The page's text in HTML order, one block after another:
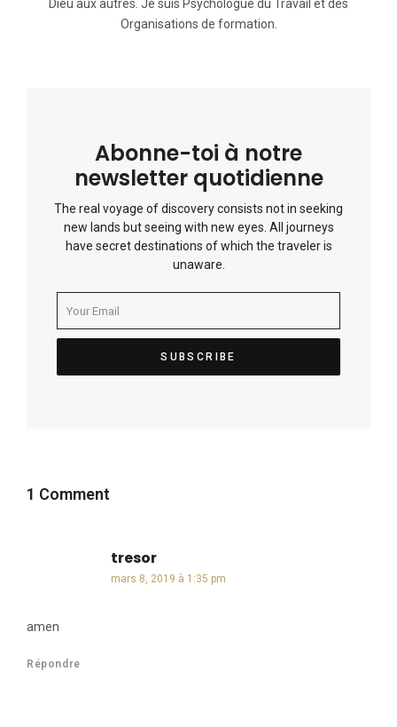
Dieu aux autres. Je suis Psychologue du Travail et des
Organisations de formation.
Abonne-toi à notre
newsletter quotidienne
The real voyage of discovery consists not in seeking
new lands but seeing with new eyes. All journeys
have secret destinations of which the traveler is
unaware.
1 Comment
tresordit :
mars 8, 2019 à 1:35 pm
amen
Répondre